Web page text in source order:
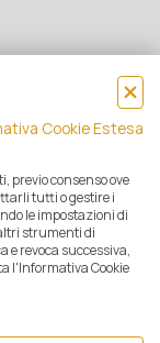
471793 - C.S. €
la sicurezza è un
e condizioni di
Cookie Estesa
previo consenso ove
tutti o gestire i
le impostazioni di
strumenti di
e revoca successiva,
l'Informativa Cookie